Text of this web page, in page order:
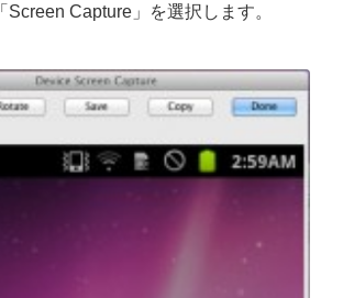
Screen Capture」を選択します。